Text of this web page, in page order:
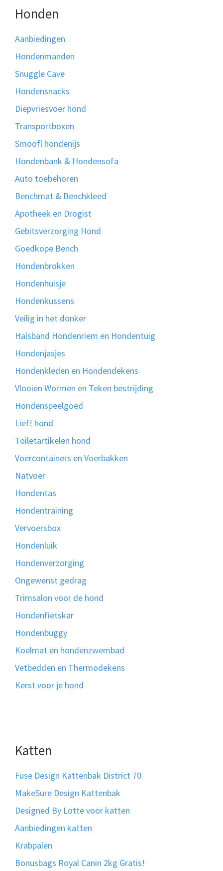
Honden
Aanbiedingen
Hondenmanden
Snuggle Cave
Hondensnacks
Diepvriesvoer hond
Transportboxen
Smoofl hondenijs
Hondenbank & Hondensofa
Auto toebehoren
Benchmat & Benchkleed
Apotheek en Drogist
Gebitsverzorging Hond
Goedkope Bench
Hondenbrokken
Hondenhuisje
Hondenkussens
Veilig in het donker
Halsband Hondenriem en Hondentuig
Hondenjasjes
Hondenkleden en Hondendekens
Vlooien Wormen en Teken bestrijding
Hondenspeelgoed
Lief! hond
Toiletartikelen hond
Voercontainers en Voerbakken
Natvoer
Hondentas
Hondentraining
Vervoersbox
Hondenluik
Hondenverzorging
Ongewenst gedrag
Trimsalon voor de hond
Hondenfietskar
Hondenbuggy
Koelmat en hondenzwembad
Vetbedden en Thermodekens
Kerst voor je hond
Katten
Fuse Design Kattenbak District 70
MakeSure Design Kattenbak
Designed By Lotte voor katten
Aanbiedingen katten
Krabpalen
Bonusbags Royal Canin 2kg Gratis!